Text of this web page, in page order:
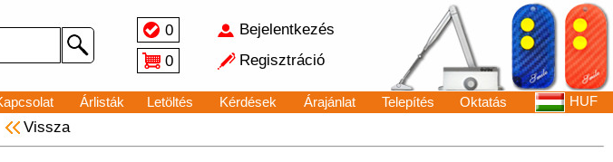
0
0
Bejelentkezés
Regisztráció
Árlisták Letöltés Kérdések Árajánlat Telepítés Oktatás HUF
Vissza